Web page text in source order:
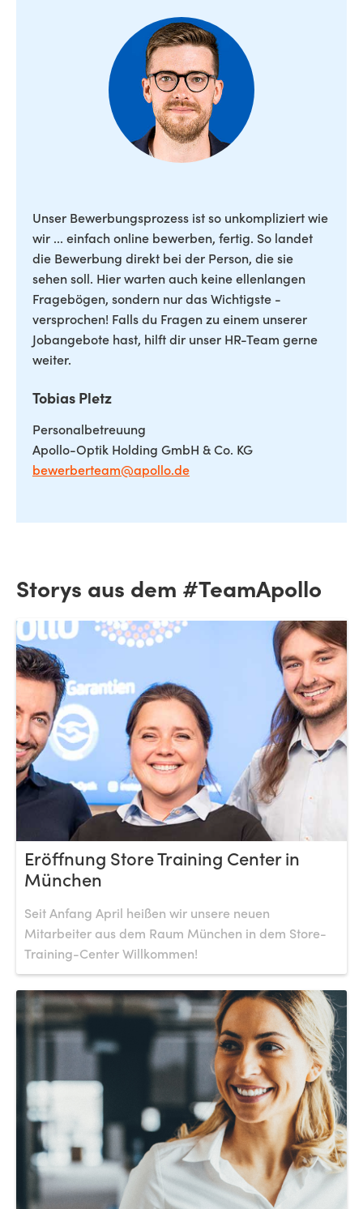
Unser Bewerbungsprozess ist so unkompliziert wie
wir ... einfach online bewerben, fertig. So landet
die Bewerbung direkt bei der Person, die sie
sehen soll. Hier warten auch keine ellenlangen
Fragebögen, sondern nur das Wichtigste -
versprochen! Falls du Fragen zu einem unserer
Jobangebote hast, hilft dir unser HR-Team gerne
weiter.
Tobias Pletz
Personalbetreuung
Apollo-Optik Holding GmbH & Co. KG
bewerberteam@apollo.de
Storys aus dem #TeamApollo
Eröffnung Store Training Center in
München
Seit Anfang April heißen wir unsere neuen
Mitarbeiter aus dem Raum München in dem Store-
Training-Center Willkommen!